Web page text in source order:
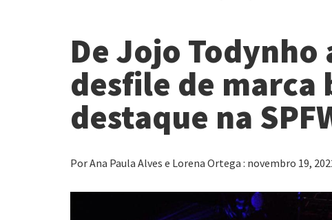
De Jojo Todynho
desfile de marca
destaque na
Por Ana Paula Alves e Lorena Ortega : novembro 19,